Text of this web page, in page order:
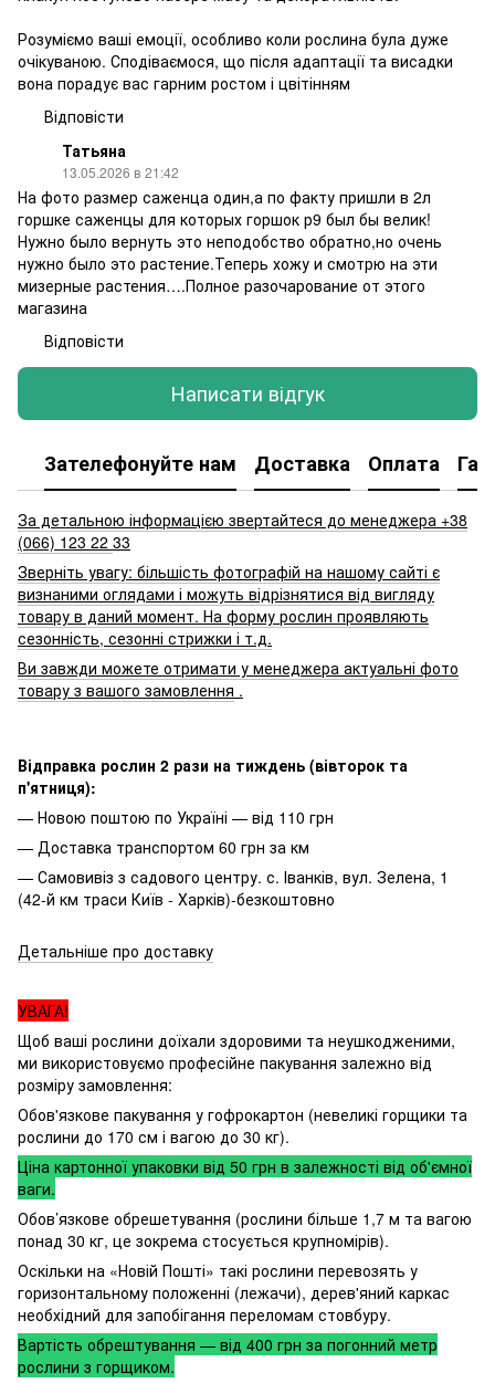
Розуміємо ваші емоції, особливо коли рослина була дуже
очікуваною. Сподіваємося, що після адаптації та висадки
вона порадує вас гарним ростом і цвітінням
Відповісти
Татьяна
13.05.2026 в 21:42
На фото размер саженца один,а по факту пришли в 2л
горшке саженцы для которых горшок р9 был бы велик!
Нужно было вернуть это неподобство обратно,но очень
нужно было это растение.Теперь хожу и смотрю на эти
мизерные растения….Полное разочарование от этого
магазина
Відповісти
Написати відгук
Зателефонуйте нам Доставка Оплата
За детальною інформацією звертайтеся до менеджера +38
(066) 123 22 33
Зверніть увагу: більшість фотографій на нашому сайті є
визнаними оглядами і можуть відрізнятися від вигляду
товару в даний момент. На форму рослин проявляють
сезонність, сезонні стрижки і т.д.
Ви завжди можете отримати у менеджера актуальні фото
товару з вашого замовлення .
Відправка рослин 2 рази на тиждень (вівторок та
п'ятниця):
— Новою поштою по Україні — від 110 грн
— Доставка транспортом 60 грн за км
— Самовивіз з садового центру. с. Іванків, вул. Зелена, 1
(42-й км траси Київ - Харків)-безкоштовно
Детальніше про доставку
УВАГА!
Щоб ваші рослини доїхали здоровими та неушкодженими,
ми використовуємо професійне пакування залежно від
розміру замовлення:
Обов'язкове пакування у гофрокартон (невеликі горщики та
рослини до 170 см і вагою до 30 кг).
Ціна картонної упаковки від 50 грн в залежності від об'ємної
ваги.
Обов’язкове обрешетування (рослини більше 1,7 м та вагою
понад 30 кг, це зокрема стосується крупномірів).
Оскільки на «Новій Пошті» такі рослини перевозять у
горизонтальному положенні (лежачи), дерев'яний каркас
необхідний для запобігання переломам стовбуру.
Вартість обрештування — від 400 грн за погонний метр
рослини з горщиком.